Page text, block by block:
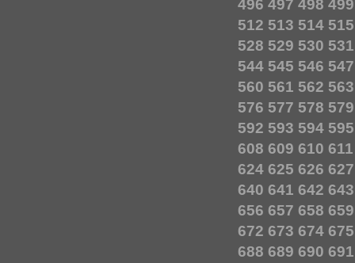
496 497 498 499
512 513 514 515
528 529 530 531
544 545 546 547
560 561 562 563
576 577 578 579
592 593 594 595
608 609 610 611
624 625 626 627
640 641 642 643
656 657 658 659
672 673 674 675
688 689 690 691